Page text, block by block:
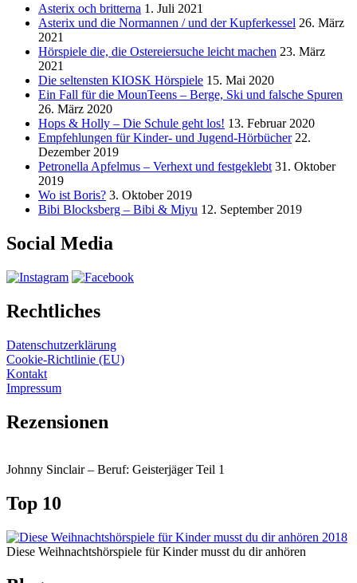
Asterix och britterna 1. Juli 2021
Asterix und die Normannen / und der Kupferkessel 26. März
2021
Hörspiele die, die Ostereiersuche leicht machen 23. März
2021
Die seltensten KIOSK Hörspiele 15. Mai 2020
Ein Fall für die MounTeens – Berge, Ski und falsche Spuren
26. März 2020
Hops & Holly – Die Schule geht los! 13. Februar 2020
Empfehlungen für Kinder- und Jugend-Hörbücher 22.
Dezember 2019
Petronella Apfelmus – Verhext und festgeklebt 31. Oktober
2019
Wo ist Boris? 3. Oktober 2019
Bibi Blocksberg – Bibi & Miyu 12. September 2019
Social Media
Rechtliches
Datenschutzerklärung
Cookie-Richtlinie (EU)
Kontakt
Impressum
Rezensionen
Johnny Sinclair – Beruf: Geisterjäger Teil 1
Top 10
Diese Weihnachtshörspiele für Kinder musst du dir anhören